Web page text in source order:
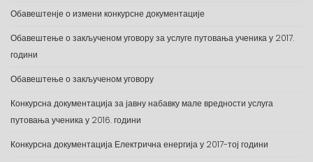
Обавештенје о измени конкурсне документације
Обавештење о закљученом уговору за услуге путовања ученика у 2017.
години
Обавештење о закљученом уговору
Конкурсна документација за јавну набавку мале вредности услуга
путовања ученика у 2016. години
Конкурсна документација Електрична енергија у 2017-тој години